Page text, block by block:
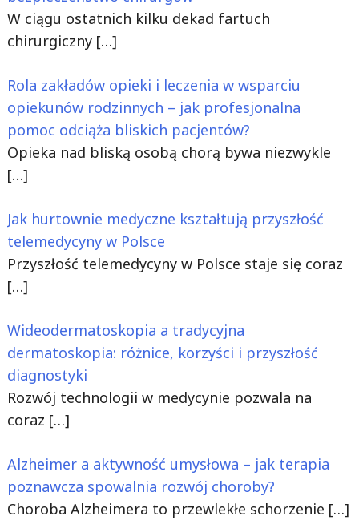
W ciągu ostatnich kilku dekad fartuch
chirurgiczny […]
Rola zakładów opieki i leczenia w wsparciu
opiekunów rodzinnych – jak profesjonalna
pomoc odciąża bliskich pacjentów?
Opieka nad bliską osobą chorą bywa niezwykle
[…]
Jak hurtownie medyczne kształtują przyszłość
telemedycyny w Polsce
Przyszłość telemedycyny w Polsce staje się coraz
[…]
Wideodermatoskopia a tradycyjna
dermatoskopia: różnice, korzyści i przyszłość
diagnostyki
Rozwój technologii w medycynie pozwala na
coraz […]
Alzheimer a aktywność umysłowa – jak terapia
poznawcza spowalnia rozwój choroby?
Choroba Alzheimera to przewlekłe schorzenie […]